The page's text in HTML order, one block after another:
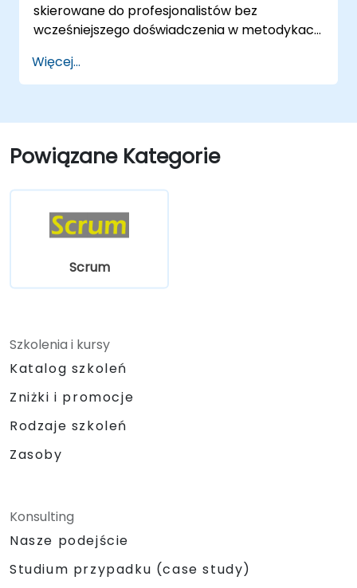
Train.
skierowane do profesjonalistów bez
wcześniejszego doświadczenia w metodykach
Kanban do bardziej efektywnej organizacji
pracy, poprawy współpracy w zespole i
przejrzystością.
Więcej...
Powiązane Kategorie
Scrum
Szkolenia i kursy
Katalog szkoleń
Zniżki i promocje
Rodzaje szkoleń
Zasoby
Konsulting
Nasze podejście
Studium przypadku (case study)